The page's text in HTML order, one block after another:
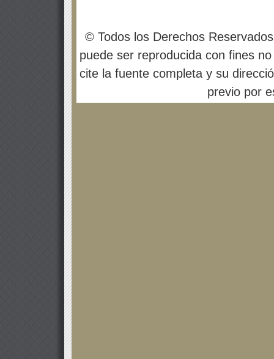
© Todos los Derechos
puede ser reproducida con fines
cite la fuente completa y su
previo por